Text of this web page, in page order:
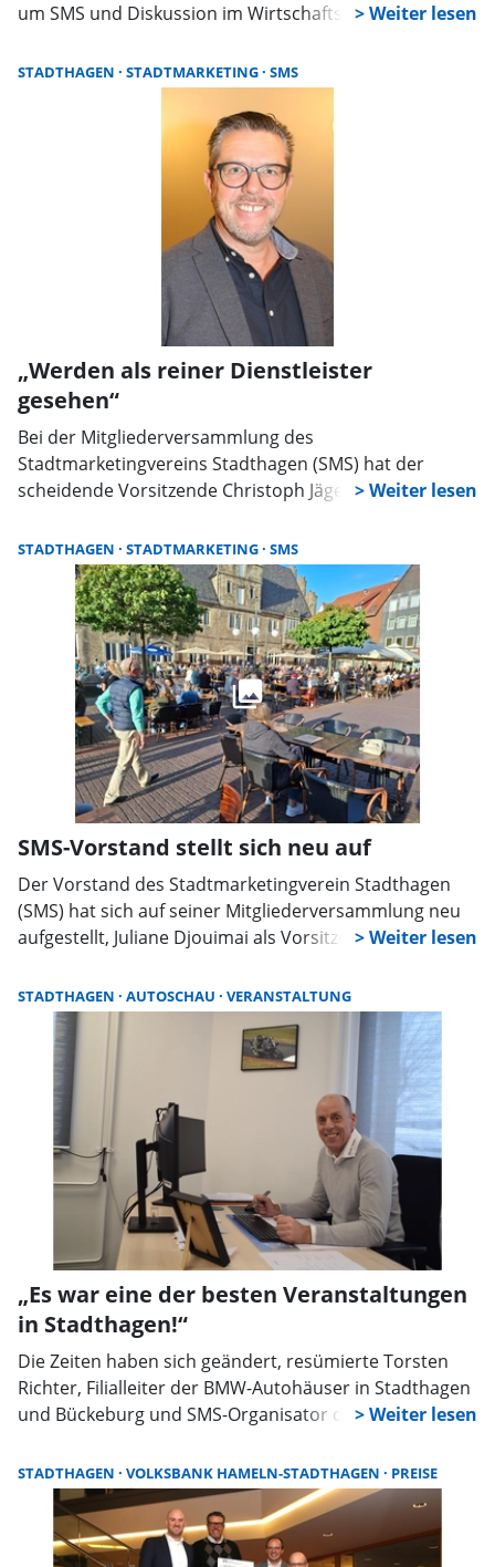
um SMS und Diskussion im Wirtschaftsausschuss
STADTHAGEN STADTMARKETING SMS
„Werden als reiner Dienstleister
gesehen“
Bei der Mitgliederversammlung des
Stadtmarketingvereins Stadthagen (SMS) hat der
scheidende Vorsitzende Christoph Jäger seinem Ärger
Wirtschaftsausschusses Luft gemacht. Er kritisierte
dabei die Mehrheitsgruppe SPD/Grüne scharf, brachte
unter anderem sein Unverständnis dafür zum
Ausdruck, dass eine Vertreterin der städtischen
Wirtschaftsförderung nicht direkt ins Vorstandsteam
des SMS eingebunden werden soll.
STADTHAGEN STADTMARKETING SMS
SMS-Vorstand stellt sich neu auf
Der Vorstand des Stadtmarketingverein Stadthagen
(SMS) hat sich auf seiner Mitgliederversammlung neu
aufgestellt, Juliane Djouimai als Vorsitzende und Ilca
Posten. Das Team möchte verstärkt auch private
Mitglieder werben sowie weitere Unterstützer für die
organisatorische Arbeit gewinnen.
STADTHAGEN AUTOSCHAU VERANSTALTUNG
„Es war eine der besten Veranstaltungen
in Stadthagen!“
Die Zeiten haben sich geändert, resümierte Torsten
Richter, Filialleiter der BMW-Autohäuser in Stadthagen
und Bückeburg und SMS-Organisator der
Schaumburger Wochenblatt. „Man soll aufhören, wenn
es am Schönsten ist!“ Mit diesen Worten blickte Richter
zurück auf über 20 Jahre Autoschau in Stadthagen. Er
erinnert sich noch an Veranstaltungen Ende der
STADTHAGEN VOLKSBANK HAMELN-STADTHAGEN PREISE